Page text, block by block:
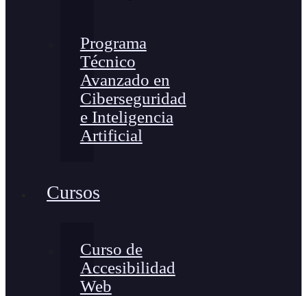
Programa
Técnico
Avanzado en
Ciberseguridad
e Inteligencia
Artificial
Cursos
Curso de
Accesibilidad
Web